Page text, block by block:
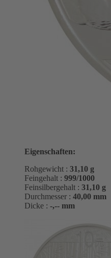
Eigenschaften:
Rohgewicht : 31,10 g
Feingehalt : 999/1000
Feinsilbergehalt : 31,10 g
Durchmesser : 40,00 mm
Dicke : -,-- mm